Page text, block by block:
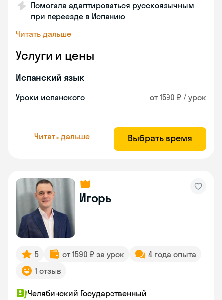
Помогала адаптироваться русскоязычным
при переезде в Испанию
Читать дальше
Услуги и цены
Испанский язык
Уроки испанского от 1590 ₽ / урок
Читать дальше Выбрать время
Игорь
5 от 1590 ₽ за урок
4 года опыта
1 отзыв
Челябинский Государственный